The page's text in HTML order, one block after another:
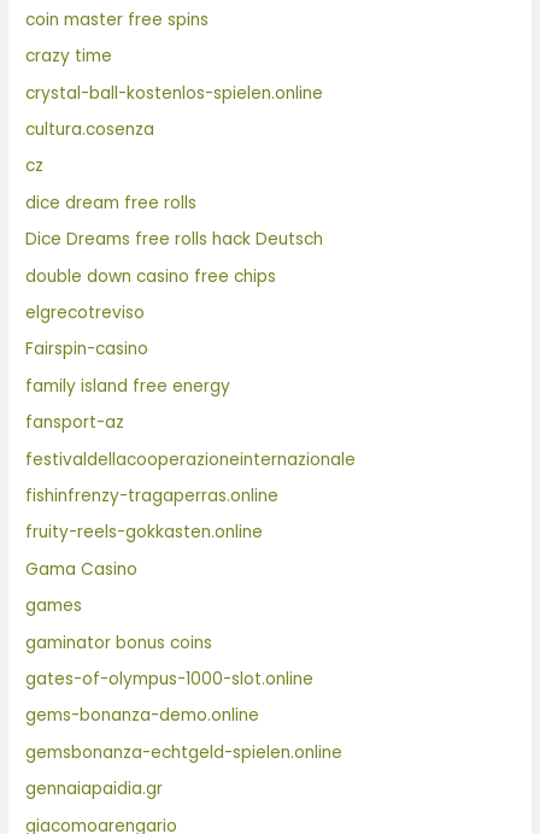
coin master free spins
crazy time
crystal-ball-kostenlos-spielen.online
cultura.cosenza
cz
dice dream free rolls
Dice Dreams free rolls hack Deutsch
double down casino free chips
elgrecotreviso
Fairspin-casino
family island free energy
fansport-az
festivaldellacooperazioneinternazionale
fishinfrenzy-tragaperras.online
fruity-reels-gokkasten.online
Gama Casino
games
gaminator bonus coins
gates-of-olympus-1000-slot.online
gems-bonanza-demo.online
gemsbonanza-echtgeld-spielen.online
gennaiapaidia.gr
giacomoarengario